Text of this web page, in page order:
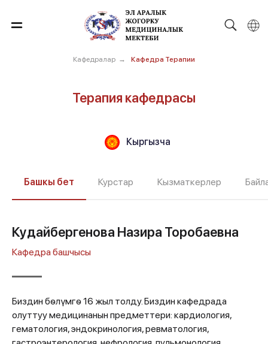
Кафедралар → Кафедра Терапии
Терапия кафедрасы
Кыргызча
Башкы бет Курстар Кызматкерлер
Кудайбергенова Назира Торобаевна
Кафедра башчысы
Биздин бѳлүмгѳ 16 жыл толду. Биздин кафедрада
олуттуу медицинанын предметтери: кардиология,
гематология, эндокринология, ревматология,